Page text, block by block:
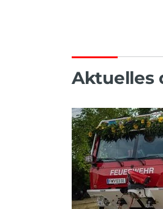
Aktuelles